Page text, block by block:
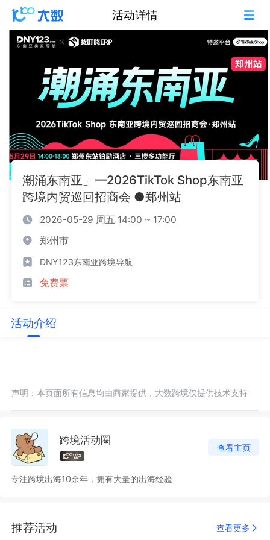
活动详情
潮涌东南亚」—2026TikTok Shop东南亚
跨境内贸巡回招商会 ●郑州站
2026-05-29 周五 14:00 ~ 17:00
郑州市
DNY123东南亚跨境导航
免费票
活动介绍
声明：本页面所有信息均由商家提供，大数跨境仅提供技术支持
跨境活动圈
查看主页
专注跨境出海10余年，拥有大量的出海经验
推荐活动 查看更多